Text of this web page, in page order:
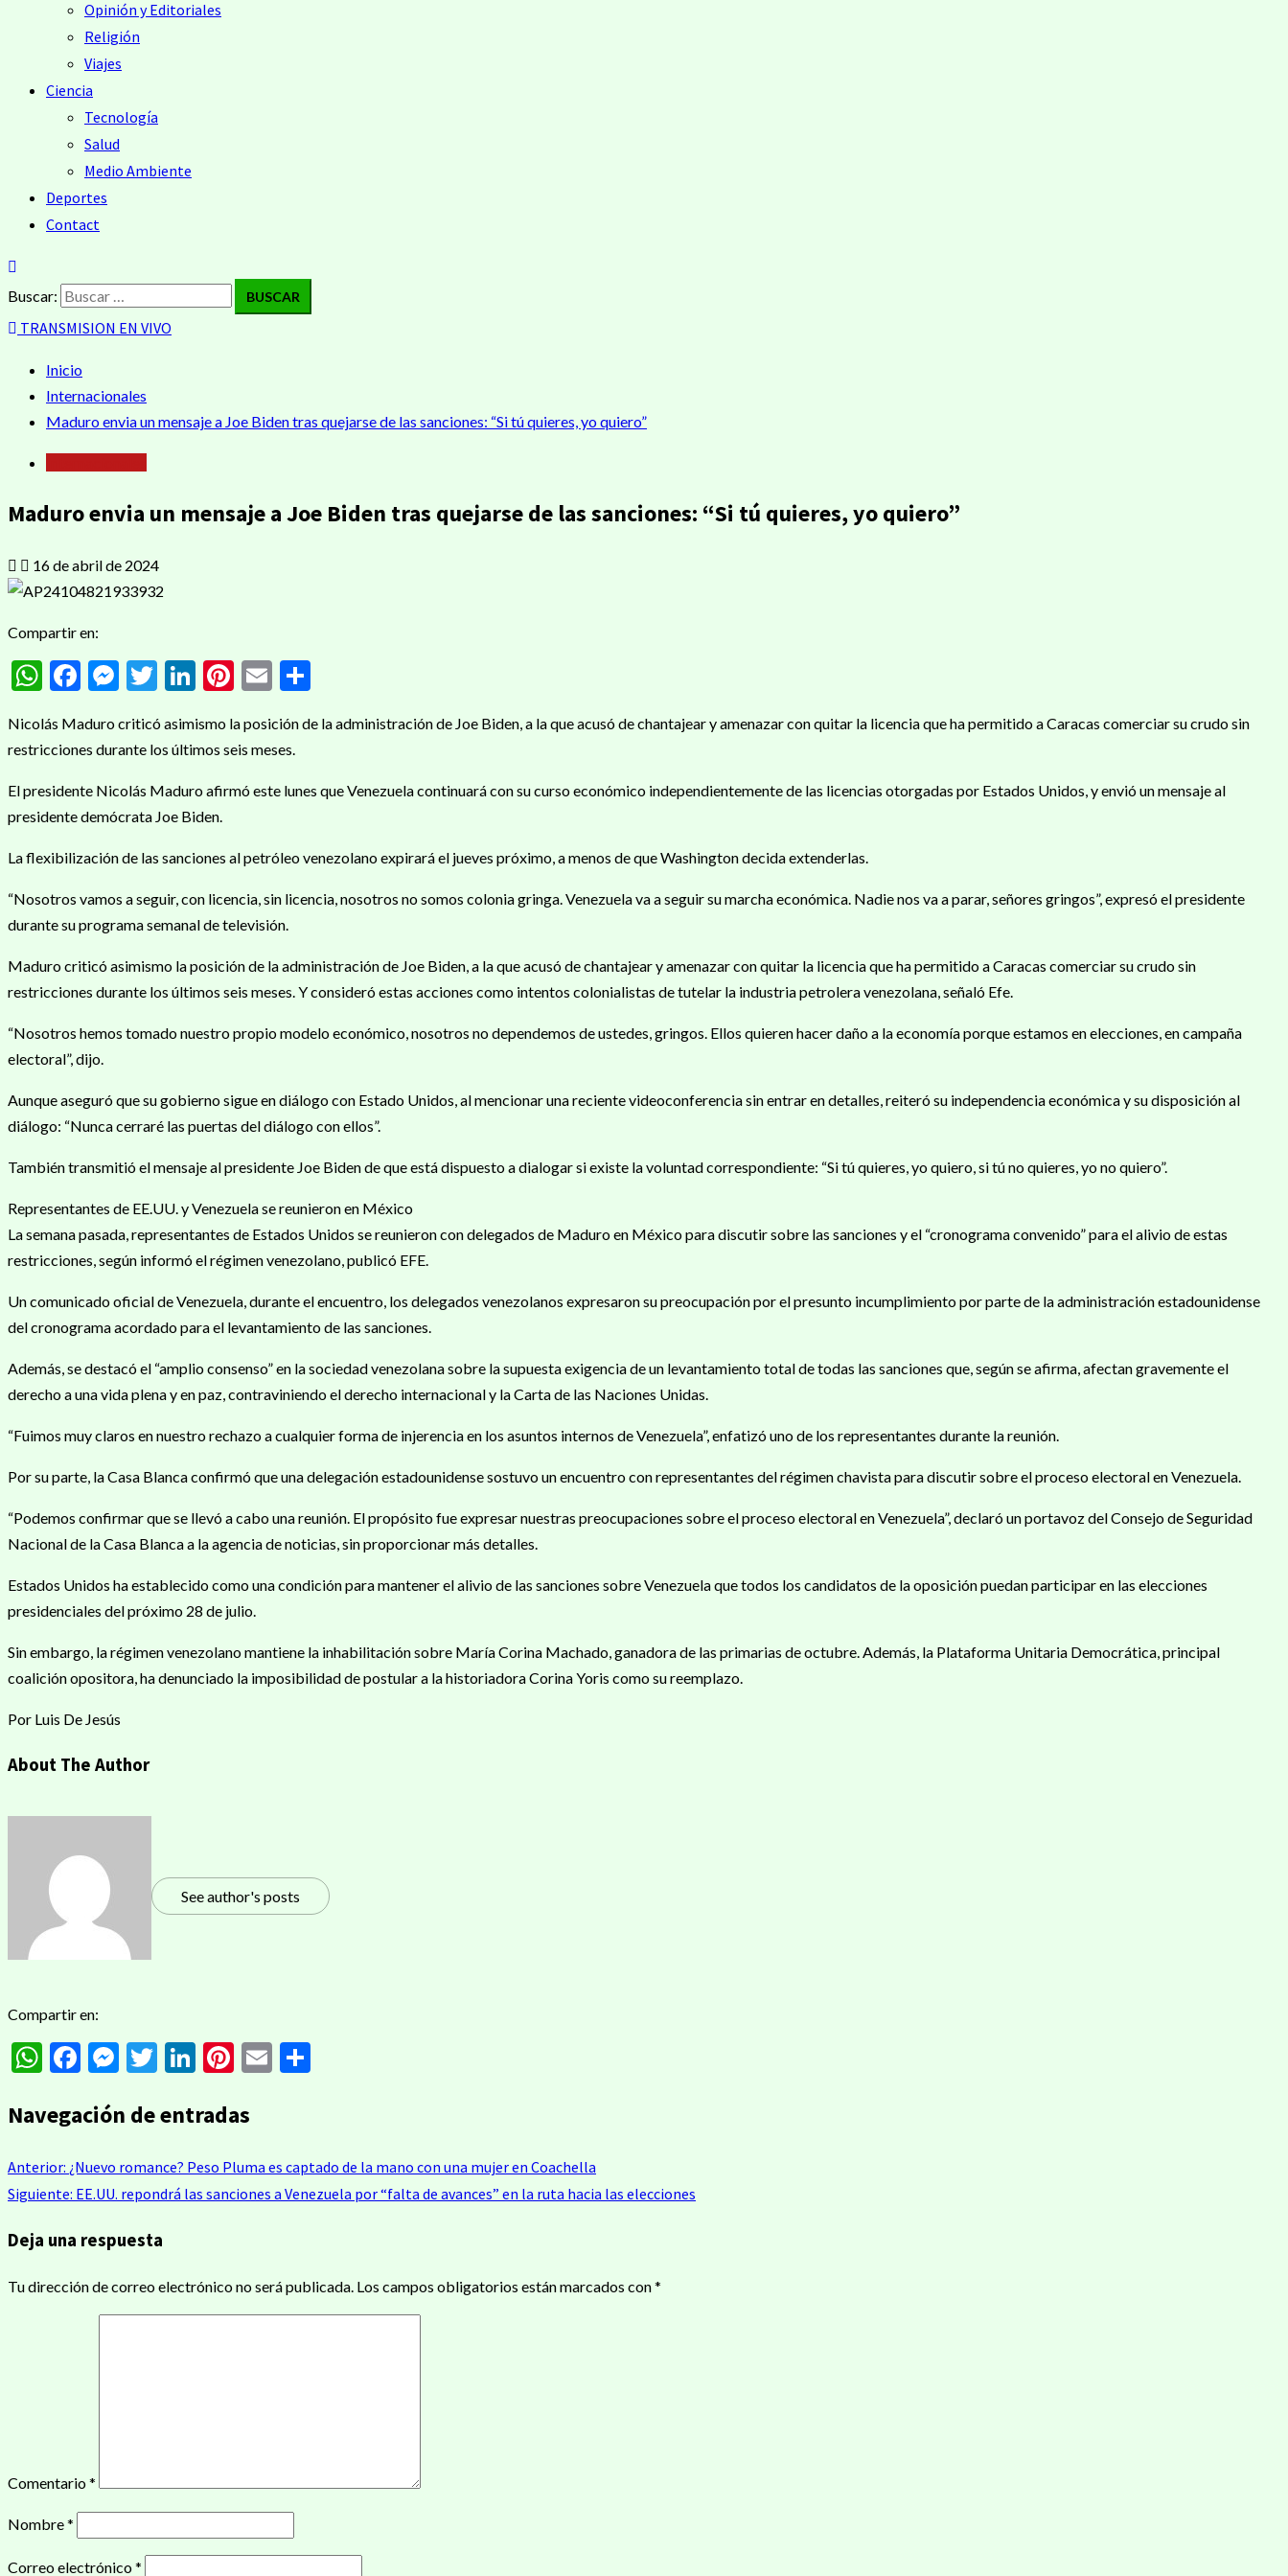
Opinión y Editoriales
Religión
Viajes
Ciencia
Tecnología
Salud
Medio Ambiente
Deportes
Contact
Buscar:
TRANSMISION EN VIVO
Inicio
Internacionales
Maduro envia un mensaje a Joe Biden tras quejarse de las sanciones: “Si tú quieres, yo quiero”
Maduro envia un mensaje a Joe Biden tras quejarse de las sanciones: “Si tú quieres, yo quiero”
16 de abril de 2024
Compartir en:
WhatsApp
Facebook
Messenger
Twitter
LinkedIn
Pinterest
Email
Nicolás Maduro criticó asimismo la posición de la administración de Joe Biden, a la que acusó de chantajear y amenazar con quitar la licencia que ha permitido a Caracas comerciar su crudo sin
restricciones durante los últimos seis meses.
El presidente Nicolás Maduro afirmó este lunes que Venezuela continuará con su curso económico independientemente de las licencias otorgadas por Estados Unidos, y envió un mensaje al
presidente demócrata Joe Biden.
La flexibilización de las sanciones al petróleo venezolano expirará el jueves próximo, a menos de que Washington decida extenderlas.
“Nosotros vamos a seguir, con licencia, sin licencia, nosotros no somos colonia gringa. Venezuela va a seguir su marcha económica. Nadie nos va a parar, señores gringos”, expresó el presidente
durante su programa semanal de televisión.
Maduro criticó asimismo la posición de la administración de Joe Biden, a la que acusó de chantajear y amenazar con quitar la licencia que ha permitido a Caracas comerciar su crudo sin
restricciones durante los últimos seis meses. Y consideró estas acciones como intentos colonialistas de tutelar la industria petrolera venezolana, señaló Efe.
“Nosotros hemos tomado nuestro propio modelo económico, nosotros no dependemos de ustedes, gringos. Ellos quieren hacer daño a la economía porque estamos en elecciones, en campaña
electoral”, dijo.
Aunque aseguró que su gobierno sigue en diálogo con Estado Unidos, al mencionar una reciente videoconferencia sin entrar en detalles, reiteró su independencia económica y su disposición al
diálogo: “Nunca cerraré las puertas del diálogo con ellos”.
También transmitió el mensaje al presidente Joe Biden de que está dispuesto a dialogar si existe la voluntad correspondiente: “Si tú quieres, yo quiero, si tú no quieres, yo no quiero”.
Representantes de EE.UU. y Venezuela se reunieron en México
La semana pasada, representantes de Estados Unidos se reunieron con delegados de Maduro en México para discutir sobre las sanciones y el “cronograma convenido” para el alivio de estas
restricciones, según informó el régimen venezolano, publicó EFE.
Un comunicado oficial de Venezuela, durante el encuentro, los delegados venezolanos expresaron su preocupación por el presunto incumplimiento por parte de la administración estadounidense
del cronograma acordado para el levantamiento de las sanciones.
Además, se destacó el “amplio consenso” en la sociedad venezolana sobre la supuesta exigencia de un levantamiento total de todas las sanciones que, según se afirma, afectan gravemente el
derecho a una vida plena y en paz, contraviniendo el derecho internacional y la Carta de las Naciones Unidas.
“Fuimos muy claros en nuestro rechazo a cualquier forma de injerencia en los asuntos internos de Venezuela”, enfatizó uno de los representantes durante la reunión.
Por su parte, la Casa Blanca confirmó que una delegación estadounidense sostuvo un encuentro con representantes del régimen chavista para discutir sobre el proceso electoral en Venezuela.
“Podemos confirmar que se llevó a cabo una reunión. El propósito fue expresar nuestras preocupaciones sobre el proceso electoral en Venezuela”, declaró un portavoz del Consejo de Seguridad
Nacional de la Casa Blanca a la agencia de noticias, sin proporcionar más detalles.
Estados Unidos ha establecido como una condición para mantener el alivio de las sanciones sobre Venezuela que todos los candidatos de la oposición puedan participar en las elecciones
presidenciales del próximo 28 de julio.
Sin embargo, la régimen venezolano mantiene la inhabilitación sobre María Corina Machado, ganadora de las primarias de octubre. Además, la Plataforma Unitaria Democrática, principal
coalición opositora, ha denunciado la imposibilidad de postular a la historiadora Corina Yoris como su reemplazo.
Por Luis De Jesús
About The Author
See author's posts
Compartir en:
WhatsApp
Facebook
Messenger
Twitter
LinkedIn
Pinterest
Email
Navegación de entradas
Anterior: ¿Nuevo romance? Peso Pluma es captado de la mano con una mujer en Coachella
Siguiente: EE.UU. repondrá las sanciones a Venezuela por “falta de avances” en la ruta hacia las elecciones
Deja una respuesta
Tu dirección de correo electrónico no será publicada. Los campos obligatorios están marcados con*
Comentario*
Nombre*
Correo electrónico*